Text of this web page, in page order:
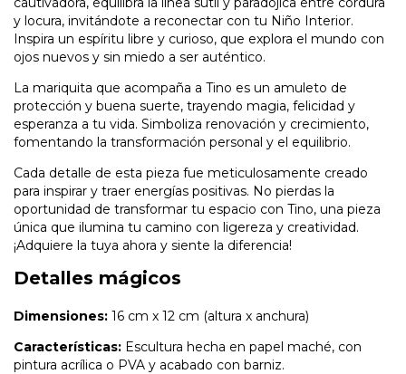
y locura, invitándote a reconectar con tu Niño Interior.
Inspira un espíritu libre y curioso, que explora el mundo con
ojos nuevos y sin miedo a ser auténtico.
La mariquita que acompaña a Tino es un amuleto de
protección y buena suerte, trayendo magia, felicidad y
esperanza a tu vida. Simboliza renovación y crecimiento,
fomentando la transformación personal y el equilibrio.
Cada detalle de esta pieza fue meticulosamente creado
para inspirar y traer energías positivas. No pierdas la
oportunidad de transformar tu espacio con Tino, una pieza
única que ilumina tu camino con ligereza y creatividad.
¡Adquiere la tuya ahora y siente la diferencia!
Detalles mágicos
Dimensiones: 16 cm x 12 cm (altura x anchura)
Características: Escultura hecha en papel maché, con
pintura acrílica o PVA y acabado con barniz.